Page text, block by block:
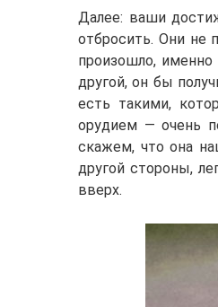
Далее: ваши
отбросить. Они не
произошло,
другой, он бы
есть такими,
орудием — очень
скажем, что она
другой стороны,
вверх.